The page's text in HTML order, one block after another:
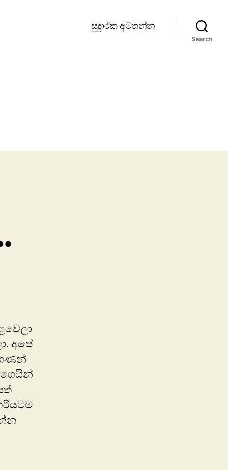
සුදාරක අමතන්න
Search
අපේ
ගෙයින්